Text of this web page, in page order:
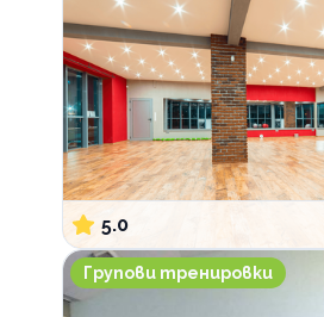
5.0
Спортен клуб Актив Спорт
Групови тренировки